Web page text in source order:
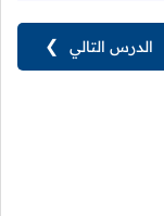
الدرس التالي ❯